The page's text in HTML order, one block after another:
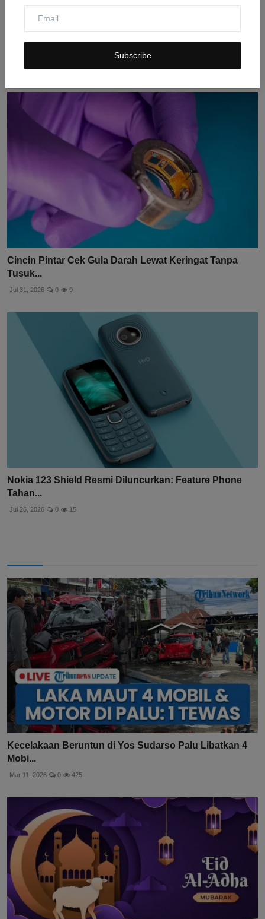
Subscribe
POCO M8 Power Resmi Bocor: Baterai 8.000 mAh dan
Jul 28, 2026 0 9
Cincin Pintar Cek Gula Darah Lewat Keringat Tanpa
Tusuk...
Jul 31, 2026 0 9
Nokia 123 Shield Resmi Diluncurkan: Feature Phone
Tahan...
Jul 26, 2026 0 15
Kecelakaan Beruntun di Yos Sudarso Palu Libatkan 4
Mobi...
Mar 11, 2026 0 425